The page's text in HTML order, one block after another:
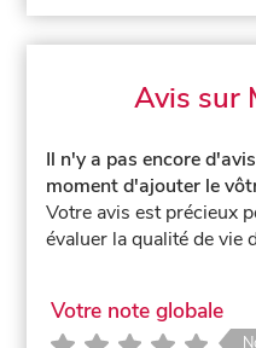
Avis sur
Il n'y a pas encore
moment d'ajouter le
Votre avis est précieux
évaluer la qualité de vie
Votre note globale